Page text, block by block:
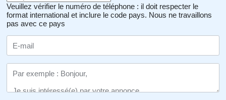
Veuillez vérifier le numéro de téléphone : il doit respecter le
format international et inclure le code pays. Nous ne travaillons
pas avec ce pays